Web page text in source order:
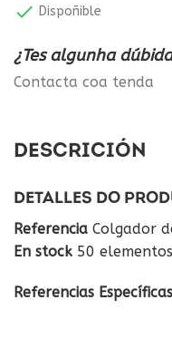
 Dispoñible
¿Tes algunha
Contacta coa tenda
DESCRICIÓN
DETALLES DO
Referencia Colgador
En stock 50
Referencias Específicas